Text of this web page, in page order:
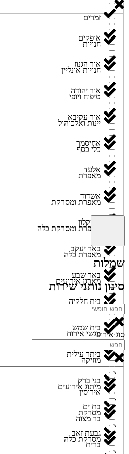
זמרים
חנויות
חנויות אונליין
טיפוח ויופי
יינות ואלכוהול
כלי כסף
מאפרת
מאפרת ומסרקת
מאפרת ומסרקת כלה
מאפרת כלה
מארגן אירועים
מגנטים
מגשי אירוח
מוזיקה
מיתוג אירועים
מסרקת
מסרקת כלה
אופקים
אור הגנוז
אור יהודה
אור עקיבא
אחיסמך
אלעד
אשדוד
אשקלון
באר יעקב
באר שבע
בית חלקיה
בית שמש
ביתר עילית
בני ברק
בת ים
גבעת זאב
שמלות
סינון נותני שירות
סוג אירוע
אירוסין
בר מצוה
ברית